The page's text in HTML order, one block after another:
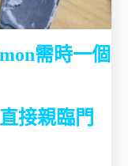
需時一個
接親臨門